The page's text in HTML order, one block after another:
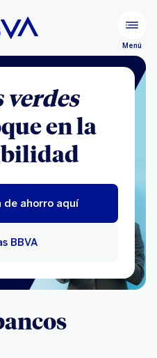
Menú
verdes
en la
ahorro aquí
BBVA